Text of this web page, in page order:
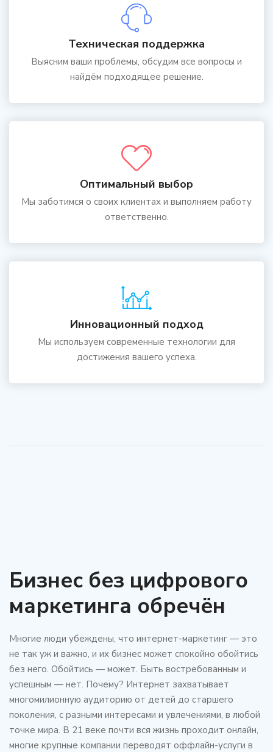
Техническая поддержка
Выясним ваши проблемы, обсудим все вопросы и
найдём подходящее решение.
Оптимальный выбор
Мы заботимся о своих клиентах и выполняем работу
ответственно.
Инновационный подход
Мы используем современные технологии для
достижения вашего успеха.
Бизнес без цифрового
маркетинга обречён
Многие люди убеждены, что интернет-маркетинг — это
не так уж и важно, и их бизнес может спокойно обойтись
без него. Обойтись — может. Быть востребованным и
успешным — нет. Почему? Интернет захватывает
многомилионную аудиторию от детей до старшего
поколения, с разными интересами и увлечениями, в любой
точке мира. В 21 веке почти вся жизнь проходит онлайн,
многие крупные компании переводят оффлайн-услуги в